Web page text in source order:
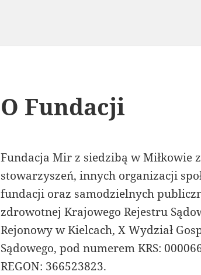
O Fundacji
Fundacja Mir z siedzibą w Miłkowie
stowarzyszeń, innych organizacji
fundacji oraz samodzielnych
zdrowotnej Krajowego Rejestru
Rejonowy w Kielcach, X Wydział
Sądowego, pod numerem KRS:
REGON: 366523823.